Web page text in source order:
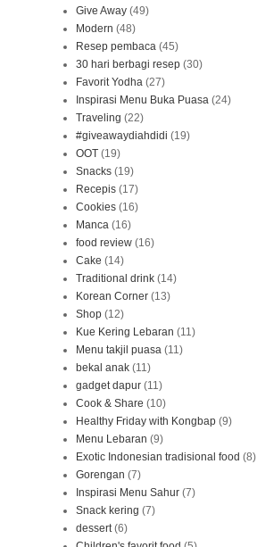
Give Away (49)
Modern (48)
Resep pembaca (45)
30 hari berbagi resep (30)
Favorit Yodha (27)
Inspirasi Menu Buka Puasa (24)
Traveling (22)
#giveawaydiahdidi (19)
OOT (19)
Snacks (19)
Recepis (17)
Cookies (16)
Manca (16)
food review (16)
Cake (14)
Traditional drink (14)
Korean Corner (13)
Shop (12)
Kue Kering Lebaran (11)
Menu takjil puasa (11)
bekal anak (11)
gadget dapur (11)
Cook & Share (10)
Healthy Friday with Kongbap (9)
Menu Lebaran (9)
Exotic Indonesian tradisional food (8)
Gorengan (7)
Inspirasi Menu Sahur (7)
Snack kering (7)
dessert (6)